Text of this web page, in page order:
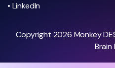
• LinkedIn
Copyright 2026 Monkey
Brain